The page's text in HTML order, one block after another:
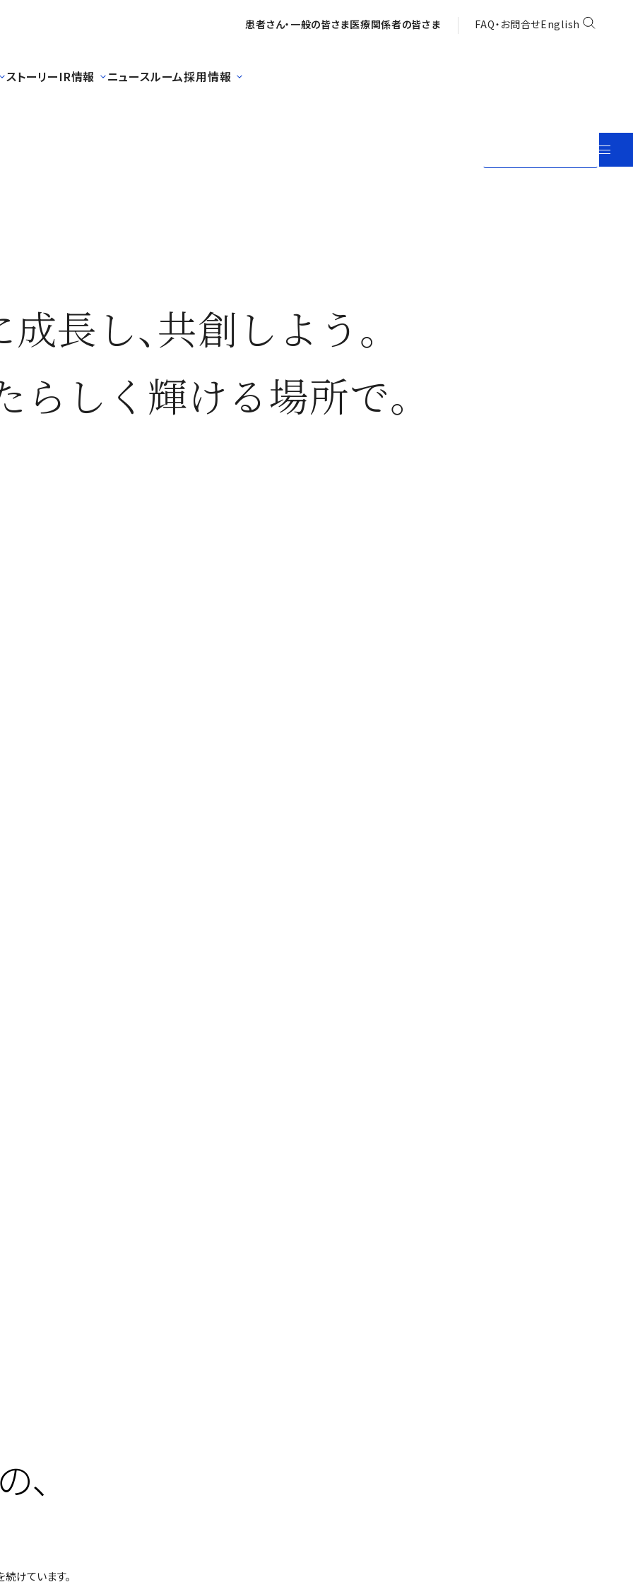
患者さん・一般の皆さま医療関係者の皆さま FAQ・お問合せEnglish
ストーリーIR情報 ニュースルーム採用情報
長し、共創しよう。
らしく輝ける場所で。
、
けています。